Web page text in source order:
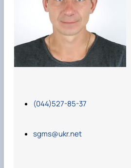
Карлаш Олександр
Гаркуша Наталія
Кіру Валентина
Ямков Олександр
Білоконь Ольга
Тихий Олександр
(044)527-85-37
sgms@ukr.net